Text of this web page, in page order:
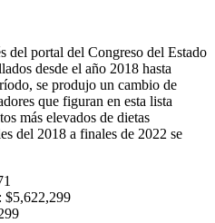
del portal del Congreso del Estado
desde el año 2018 hasta
se produjo un cambio de
que figuran en esta lista
más elevados de dietas
del 2018 a finales de 2022 se
$5,622,299